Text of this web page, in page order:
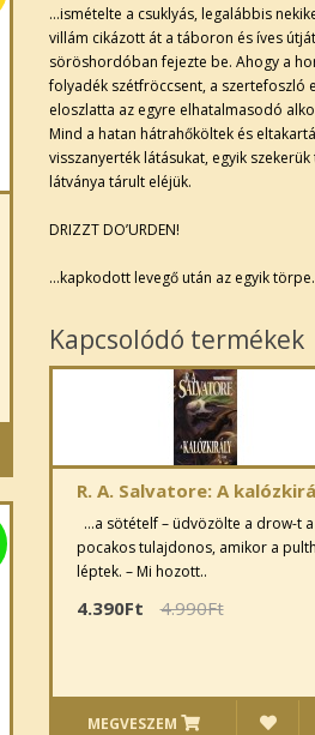
…ismételte a csuklyás, legalábbis
villám cikázott át a táboron és íves
söröshordóban fejezte be. Ahogy a
folyadék szétfröccsent, a szertefoszló
eloszlatta az egyre elhatalmasodó
Mind a hatan hátrahőköltek és
visszanyerték látásukat, egyik
látványa tárult eléjük.
DRIZZT DO’URDEN!
…kapkodott levegő után az egyik tör­pe.
Kapcsolódó termékek
R. A. Salvatore: A
…a sötételf – üdvözölte a drow-t a
pocakos tulajdonos, amikor a
léptek. – Mi hozott..
4.390Ft 4.990Ft
MEGVESZEM